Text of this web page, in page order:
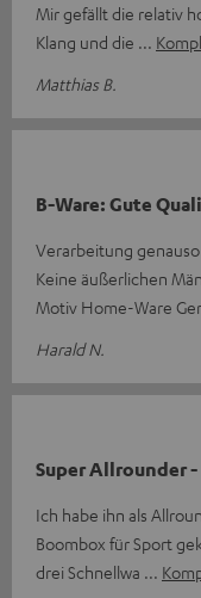
Mir gefällt die relativ
Klang und die
Matthias B.
B-Ware: Gute
Verarbeitung
Keine äußerlichen
Motiv Home-Ware
Harald N.
Super Allrounder
Ich habe ihn als
Boombox für Sport
drei Schnellwa